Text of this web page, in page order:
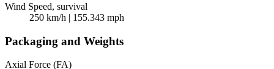
Wind Speed, survival
250 km/h | 155.343 mph
Packaging and Weights
Axial Force (FA)